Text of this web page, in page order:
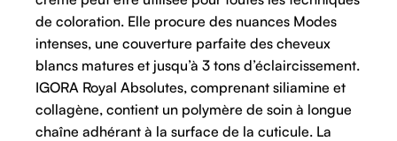
de coloration. Elle procure des nuances Modes
intenses, une couverture parfaite des cheveux
blancs matures et jusqu’à 3 tons d’éclaircissement.
IGORA Royal Absolutes, comprenant siliamine et
collagène, contient un polymère de soin à longue
chaîne adhérant à la surface de la cuticule. La